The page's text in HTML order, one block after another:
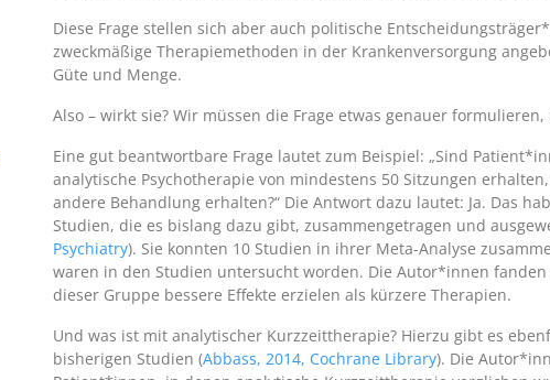
Diese Frage stellen sich aber auch politische
zweckmäßige Therapiemethoden in der Krankenversorgung
Güte und Menge.
Also – wirkt sie? Wir müssen die Frage etwas genauer
Eine gut beantwortbare Frage lautet zum Beispiel: „Sind
analytische Psychotherapie von mindestens 50 Sitzungen
andere Behandlung erhalten?“ Die Antwort dazu lautet: Ja. Das
Studien, die es bislang dazu gibt, zusammengetragen und
Psychiatry). Sie konnten 10 Studien in ihrer Meta-Analyse
waren in den Studien untersucht worden. Die Autor*innen
dieser Gruppe bessere Effekte erzielen als kürzere Therapien.
Und was ist mit analytischer Kurzzeittherapie? Hierzu gibt es
bisherigen Studien (Abbass, 2014, Cochrane Library). Die